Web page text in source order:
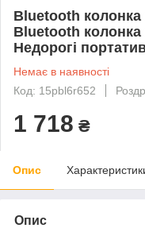
Bluetooth
Bluetooth колонка
Недорогі
Немає в наявності
Код: 15pbl6r652
1 718 ₴
Опис
Опис